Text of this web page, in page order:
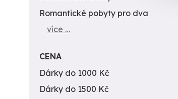
Romantické pobyty pro dva
více …
CENA
Dárky do 1000 Kč
Dárky do 1500 Kč